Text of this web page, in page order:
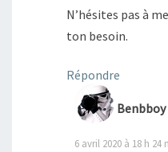
N’hésites pas à
ton besoin.
Répondre
Benbboy
6 avril 2020 à 18 h 24